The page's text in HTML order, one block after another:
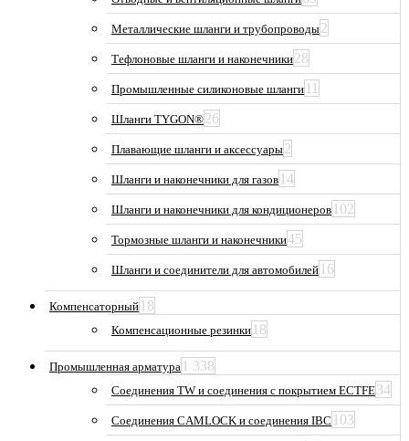
Металлические шланги и трубопроводы2
Тефлоновые шланги и наконечники28
Промышленные силиконовые шланги 11
Шланги TYGON®26
Плавающие шланги и аксессуары2
Шланги и наконечники для газов 14
Шланги и наконечники для кондиционеров 102
Тормозные шланги и наконечники45
Шланги и соединители для автомобилей 16
Компенсаторный 18
Компенсационные резинки 18
Промышленная арматура 1 338
Соединения TW и соединения с покрытием ECTFE34
Соединения CAMLOCK и соединения IBC 103